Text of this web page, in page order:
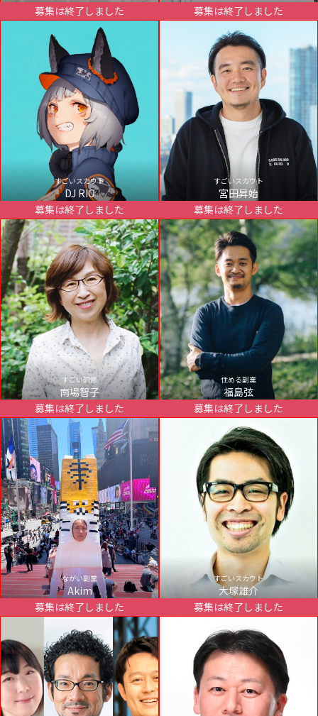
募集は終了しました
募集は終了しました
すごいスカウト
DJ RIO
募集は終了しました
すごいスカウト
宮田昇始
募集は終了しました
すごい研修
南場智子
募集は終了しました
住める副業
福島弦
募集は終了しました
ながい副業
Akim
募集は終了しました
すごいスカウト
大塚雄介
募集は終了しました